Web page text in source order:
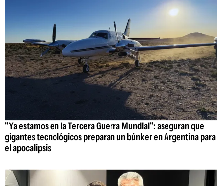
"Ya estamos en la Tercera Guerra Mundial": aseguran que
gigantes tecnológicos preparan un búnker en Argentina para
el apocalipsis